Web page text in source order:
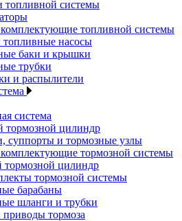
топливной системы
топливной системы
насосы
баки и крышки
трубки
и распылители
система
тормозной цилиндр
суппорты и тормозные узлы
тормозной системы
тормозной цилиндр
тормозной системы
барабаны
шланги и трубки
тормоза